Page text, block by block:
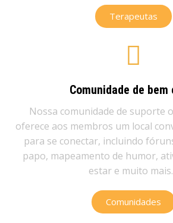
Terapeutas
Comunidade de bem
Nossa comunidade de suporte
oferece aos membros um local
para se conectar, incluindo
papo, mapeamento de humor,
estar e muito
Comunidades